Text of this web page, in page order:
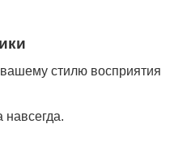
стилю восприятия
навсегда.